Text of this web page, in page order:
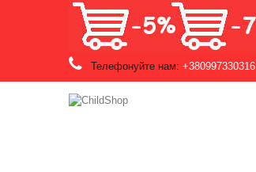
Телефонуйте нам: +380997330316